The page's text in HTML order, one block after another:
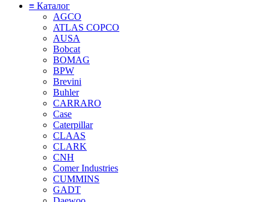
≡ Каталог
AGCO
ATLAS COPCO
AUSA
Bobcat
BOMAG
BPW
Brevini
Buhler
CARRARO
Case
Caterpillar
CLAAS
CLARK
CNH
Comer Industries
CUMMINS
GADT